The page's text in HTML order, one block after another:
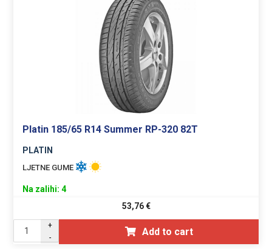
Platin 185/65 R14 Summer RP-320 82T
PLATIN
LJETNE GUME
Na zalihi: 4
53,76€
+
-
Add to cart